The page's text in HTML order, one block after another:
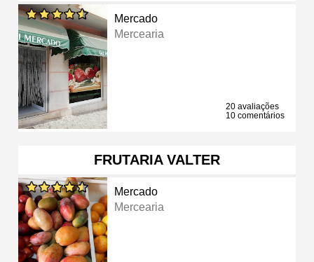
Mercado
Mercearia
20 avaliações
10 comentários
FRUTARIA VALTER
Mercado
Mercearia